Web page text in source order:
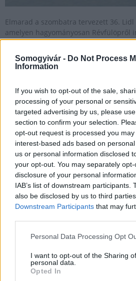
Somogyivár - Do Not Process
Information
If you wish to opt-out of the sale,
processing of your personal or
targeted advertising by us, please
section to confirm your selection.
opt-out request is processed you
interest-based ads based on
us or personal information disclosed
your opt-out. You may separately
disclosure of your personal
IAB’s list of downstream participants.
also be disclosed by us to third
Downstream Participants that may
Please note that this website/app
not limited to your visit or usage
grant or deny consent to Google and
use your data for below specified
Personal Data Processing Opt
I want to opt-out of the Sharing
personal data.
Opted In
Elmarad a szombatra tervezett 36. Lidl
amelyen hagyományosan Révfülöpről
a balatonboglári Platán strandra
2024.07.01
Kitekintő